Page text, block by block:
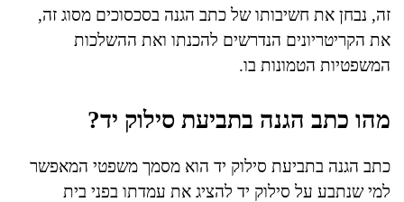
זה, נבחן את חשיבותו של כתב הגנה בסכסוכים מסוג זה,
את הקריטריונים הנדרשים להכנתו ואת ההשלכות
המשפטיות הטמונות בו.
מהו כתב הגנה בתביעת סילוק יד?
כתב הגנה בתביעת סילוק יד הוא מסמך משפטי המאפשר
למי שנתבע על סילוק יד להציג את עמדתו בפני בית